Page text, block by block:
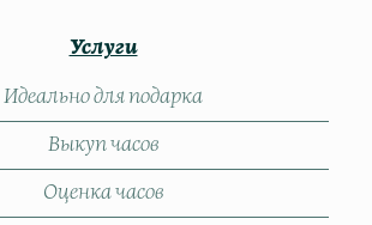
Услуги
Идеально для подарка
Выкуп часов
Оценка часов